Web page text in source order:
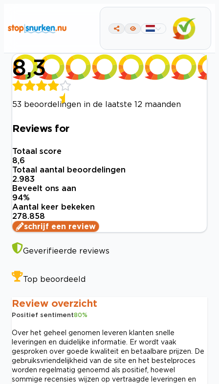
8,3
53 beoordelingen in de laatste 12 maanden
Reviews for
Totaal score
8,6
Totaal aantal beoordelingen
2.983
Beveelt ons aan
94%
Aantal keer bekeken
278.858
schrijf een review
Geverifieerde reviews
Top beoordeeld
Review overzicht
Positief sentiment80%
Over het geheel genomen leveren klanten snelle
leveringen en duidelijke informatie. Er wordt vaak
gesproken over goede kwaliteit en betaalbare prijzen. De
gebruiksvriendelijkheid van de site en het bestelproces
worden regelmatig genoemd als positief, hoewel
sommige recensies wijzen op vertraagde leveringen en